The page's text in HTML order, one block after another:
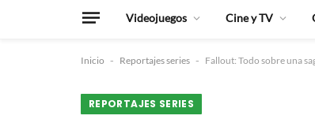
Videojuegos Cine y TV
Inicio - Reportajes series - Fallout: Todo sobre una
REPORTAJES SERIES